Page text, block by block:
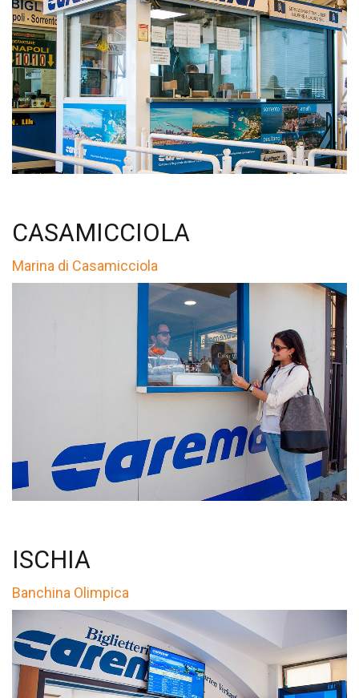
CASAMICCIOLA
Marina di Casamicciola
ISCHIA
Banchina Olimpica